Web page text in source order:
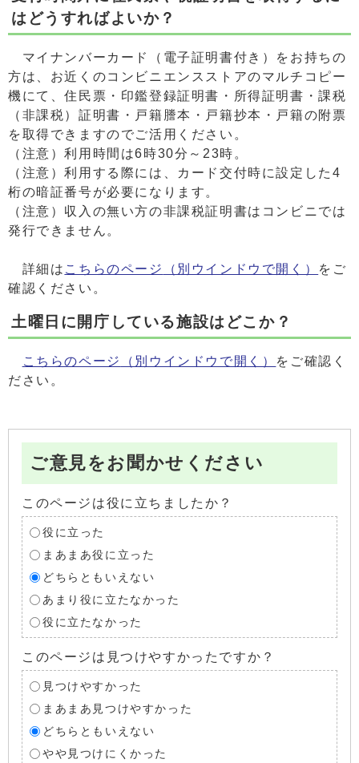
はどうすればよいか？
マイナンバーカード（電子証明書付き）をお持ちの
方は、お近くのコンビニエンスストアのマルチコピー
機にて、住民票・印鑑登録証明書・所得証明書・課税
（非課税）証明書・戸籍謄本・戸籍抄本・戸籍の附票
を取得できますのでご活用ください。
（注意）利用時間は6時30分～23時。
（注意）利用する際には、カード交付時に設定した4
桁の暗証番号が必要になります。
（注意）収入の無い方の非課税証明書はコンビニでは
発行できません。
詳細は こちらのページ （別ウインドウで開く）
をご
確認ください。
土曜日に開庁している施設はどこか？
こちらのページ （別ウインドウで開く） をご確認く
ださい。
ご意見をお聞かせください
このページは役に立ちましたか？
役に立った
まあまあ役に立った
どちらともいえない
あまり役に立たなかった
役に立たなかった
このページは見つけやすかったですか？
見つけやすかった
まあまあ見つけやすかった
どちらともいえない
やや見つけにくかった